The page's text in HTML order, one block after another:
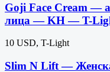
Goji Face Cream —
лица — KH — T-
10 USD, T-Light
Slim N Lift —